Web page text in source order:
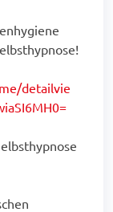
detailvie